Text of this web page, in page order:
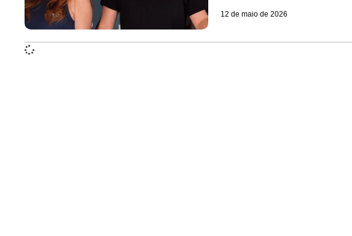
12 de maio de 2026